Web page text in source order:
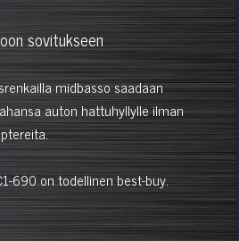
sovitukseen
midbasso saadaan
auton hattuhyllylle ilman
690 on todellinen best-buy.